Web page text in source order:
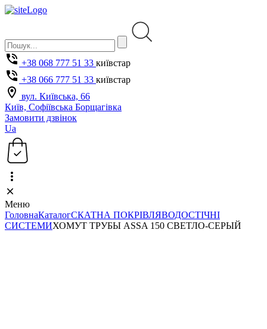
+38 068 777 51 33 київстар
+38 066 777 51 33 київстар
вул. Київська, 66
Київ, Софіївська Борщагівка
Замовити дзвінок
Ua
Меню
ГоловнаКаталогСКАТНА ПОКРІВЛЯВОДОСТІЧНІ
СИСТЕМИХОМУТ ТРУБЫ ASSA 150 СВЕТЛО-СЕРЫЙ